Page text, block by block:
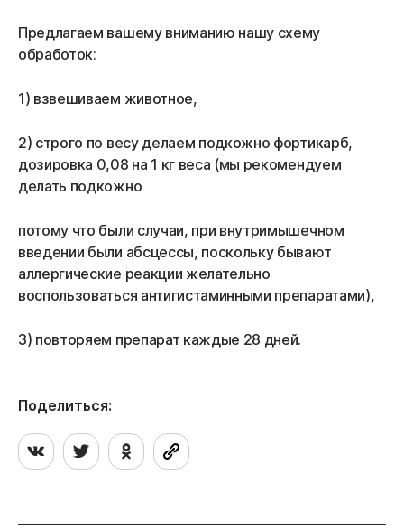
Предлагаем вашему вниманию нашу схему
обработок:
1) взвешиваем животное,
2) строго по весу делаем подкожно фортикарб,
дозировка 0,08 на 1 кг веса (мы рекомендуем
делать подкожно
потому что были случаи, при внутримышечном
введении были абсцессы, поскольку бывают
аллергические реакции желательно
воспользоваться антигистаминными препаратами),
3) повторяем препарат каждые 28 дней.
Поделиться: